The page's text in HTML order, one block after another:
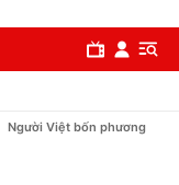
Người Việt bốn phương